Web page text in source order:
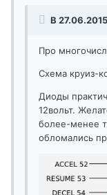
В
Про
Схема круиз-
Диоды
12вольт.
более-менее
обломались